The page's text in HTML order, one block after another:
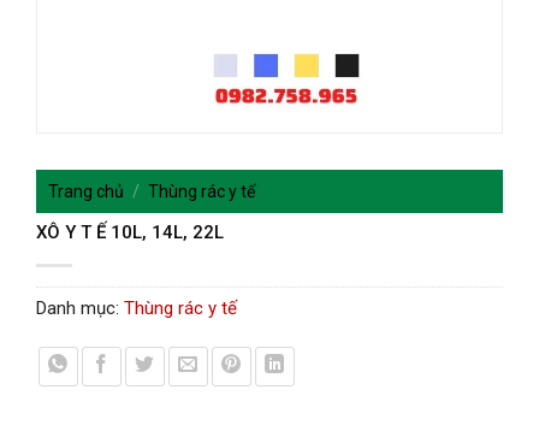
Trang chủ / Thùng rác y tế
XÔ Y T Ế 10L, 14L, 22L
Danh mục: Thùng rác y tế